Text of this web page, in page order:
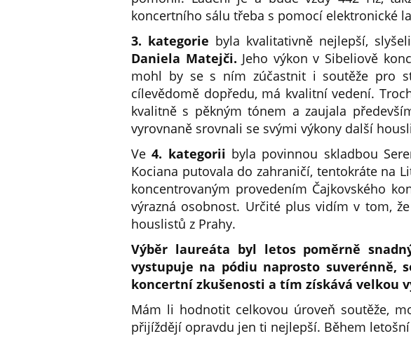
koncertního sálu třeba s pomocí elektronické
3. kategorie byla kvalitativně nejlepší,
Daniela Matejči. Jeho výkon v Sibeliově
mohl by se s ním zúčastnit i soutěže pro
cílevědomě dopředu, má kvalitní vedení.
kvalitně s pěkným tónem a zaujala
vyrovnaně srovnali se svými výkony další
Ve4. kategorii byla povinnou skladbou
Kociana putovala do zahraničí, tentokráte na
koncentrovaným provedením Čajkovského
výrazná osobnost. Určité plus vidím v tom,
houslistů z Prahy.
Výběr laureáta byl letos poměrně
vystupuje na pódiu naprosto suverénně,
koncertní zkušenosti a tím získává velkou
Mám li hodnotit celkovou úroveň soutěže,
přijíždějí opravdu jen ti nejlepší. Během